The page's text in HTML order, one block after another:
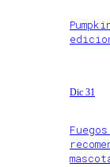
Dic 31